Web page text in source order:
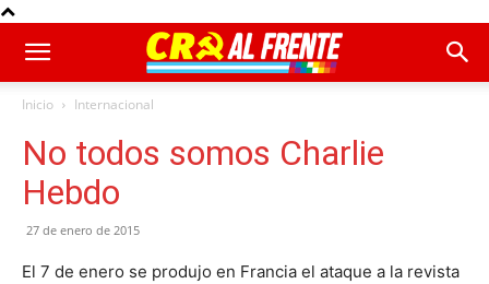
Inicio Internacional
No todos somos Charlie
Hebdo
27 de enero de 2015
El 7 de enero se produjo en Francia el ataque a la revista